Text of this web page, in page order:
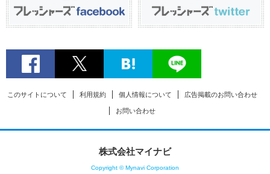
このサイトについて 利用規約 個人情報について 広告掲載のお問い合わせ
お問い合わせ
株式会社マイナビ
Copyright © Mynavi Corporation